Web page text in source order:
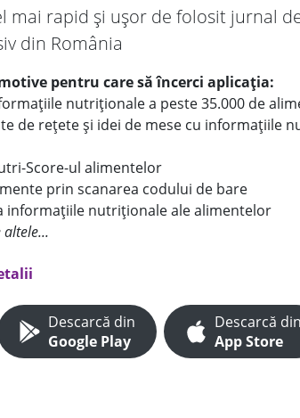
mai rapid și ușor de folosit jurnal
din România
pentru care să încerci aplicația:
nutriționale a peste 35.000 de
de rețete și idei de mese cu informațiile
Score-ul alimentelor
prin scanarea codului de bare
informațiile nutriționale ale alimentelor
Descarcă din
Google Play
Descarcă din
App Store